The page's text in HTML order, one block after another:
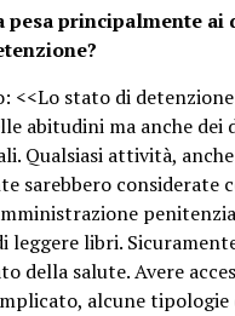
pesa principalmente ai
<<Lo stato di
abitudini ma anche
Qualsiasi attività,
sarebbero considerate
leggere libri.
della salute. Avere
alcune tipologie